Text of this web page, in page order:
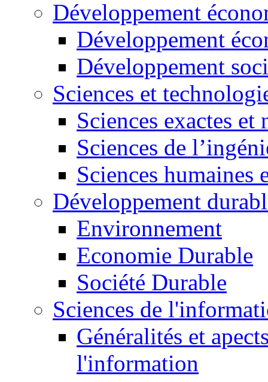
Développement
Développement
Développement
Sciences et
Sciences exactes et
Sciences de
Sciences humaines
Développement
Environnement
Economie Durable
Société Durable
Sciences de
Généralités et
l'information